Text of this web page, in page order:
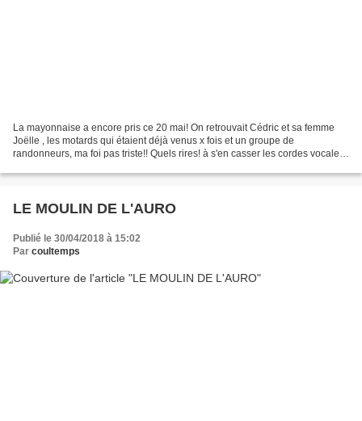
La mayonnaise a encore pris ce 20 mai! On retrouvait Cédric et sa femme
Joëlle , les motards qui étaient déjà venus x fois et un groupe de
randonneurs, ma foi pas triste!! Quels rires! à s'en casser les cordes vocales!!
LE MOULIN DE L'AURO
Publié le 30/04/2018 à 15:02
Par coultemps